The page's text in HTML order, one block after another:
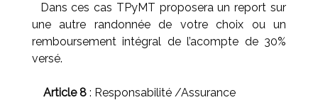
Dans ces cas TPyMT proposera un report sur
une autre randonnée de votre choix ou un
remboursement intégral de l’acompte de 30%
versé.
Article 8 : Responsabilité /Assurance